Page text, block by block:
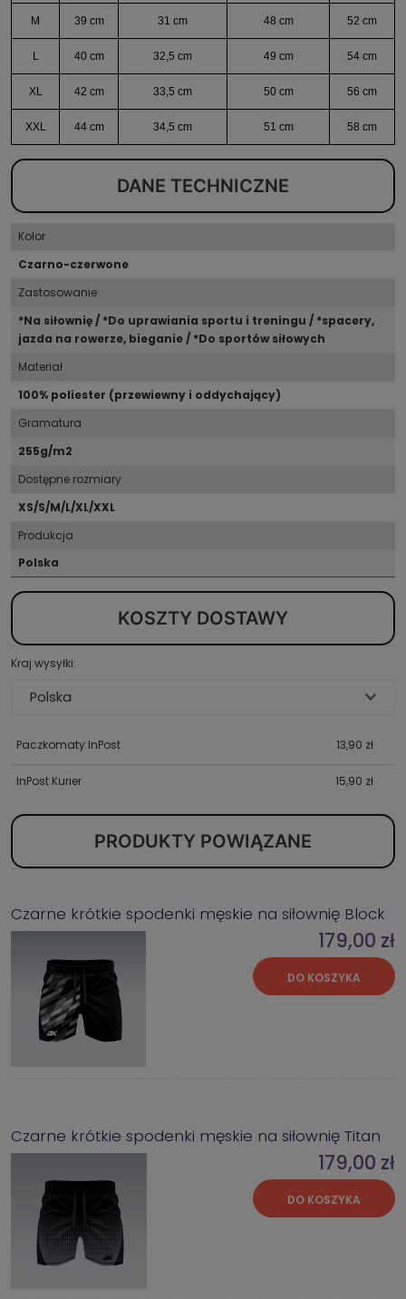
M 39 cm 31 cm 48 cm 52 cm
L 40 cm 32,5 cm 49 cm 54 cm
XL 42 cm 33,5 cm 50 cm 56 cm
XXL 44 cm 34,5 cm 51 cm 58 cm
DANE TECHNICZNE
Kolor
Czarno-czerwone
Zastosowanie
*Na siłownię / *Do uprawiania sportu i treningu / *spacery,
jazda na rowerze, bieganie / *Do sportów siłowych
Materiał
100% poliester (przewiewny i oddychający)
Gramatura
255g/m2
Dostępne rozmiary
XS/S/M/L/XL/XXL
Produkcja
Polska
KOSZTY DOSTAWY
Kraj wysyłki:
Paczkomaty InPost 13,90 zł
InPost Kurier 15,90 zł
PRODUKTY POWIĄZANE
Czarne krótkie spodenki męskie na siłownię Block
179,00 zł
DO KOSZYKA
Czarne krótkie spodenki męskie na siłownię Titan
179,00 zł
DO KOSZYKA